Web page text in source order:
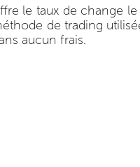
le taux de change
de trading
aucun frais.